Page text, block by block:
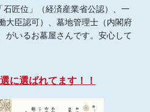
匠位」（経済産業省公認）、一
大臣認可）、墓地管理士（内閣府
がいるお墓屋さんです。安心して
に選ばれてます！！